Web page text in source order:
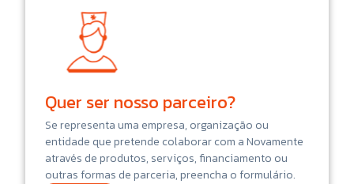
Quer ser nosso parceiro?
Se representa uma empresa, organização ou
entidade que pretende colaborar com a Novamente
através de produtos, serviços, financiamento ou
outras formas de parceria, preencha o formulário.